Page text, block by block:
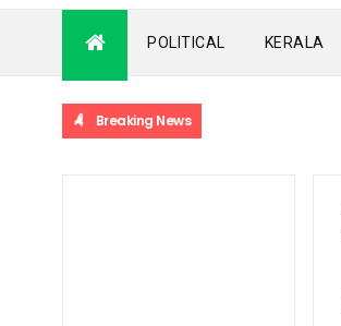
POLITICAL KERALA
Breaking News